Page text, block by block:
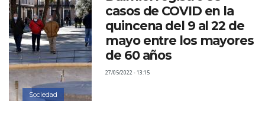
ayuda
a
la
navegación
Sociedad
casos de COVID en la
quincena del 9 al 22 de
mayo entre los mayores
de 60 años
27/05/2022 - 13:15